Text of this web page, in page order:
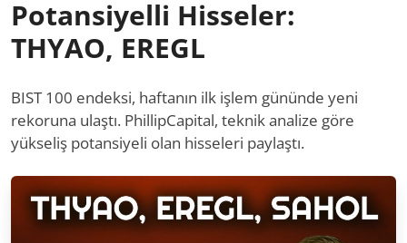
Potansiyelli Hisseler:
THYAO, EREGL
BIST 100 endeksi, haftanın ilk işlem gününde yeni
rekoruna ulaştı. PhillipCapital, teknik analize göre
yükseliş potansiyeli olan hisseleri paylaştı.